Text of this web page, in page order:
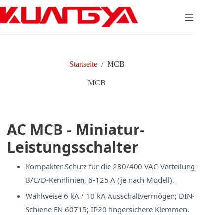
Inhalt
springen
Startseite / MCB
MCB
AC MCB - Miniatur-
Leistungsschalter
Kompakter Schutz für die 230/400 VAC-Verteilung -
B/C/D-Kennlinien, 6-125 A (je nach Modell).
Wahlweise 6 kA / 10 kA Ausschaltvermögen; DIN-
Schiene EN 60715; IP20 fingersichere Klemmen.